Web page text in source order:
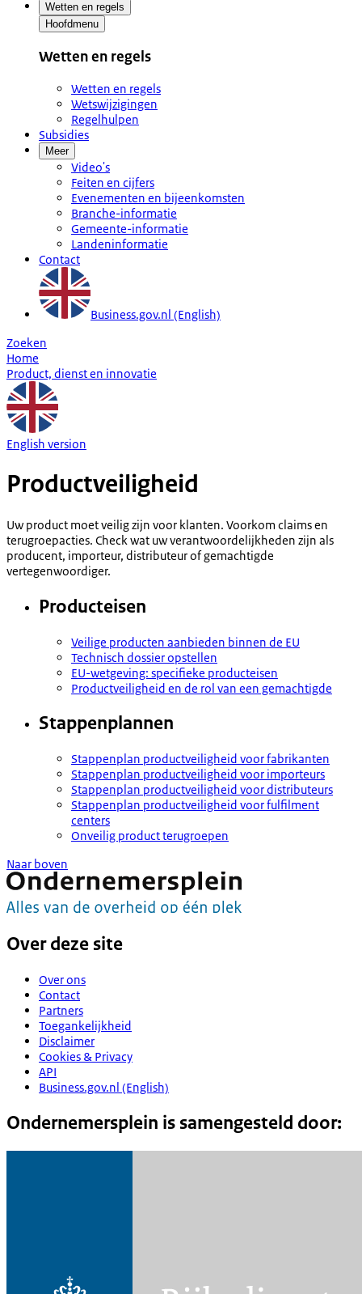
Wetten en regels
Hoofdmenu
Wetten en regels
Wetten en regels
Wetswijzigingen
Regelhulpen
Subsidies
Meer
Video's
Feiten en cijfers
Evenementen en bijeenkomsten
Branche-informatie
Gemeente-informatie
Landeninformatie
Contact
Business.gov.nl (English)
Zoeken
Home
Product, dienst en innovatie
English version
Productveiligheid
Uw product moet veilig zijn voor klanten. Voorkom claims en
terugroepacties. Check wat uw verantwoordelijkheden zijn als
producent, importeur, distributeur of gemachtigde
vertegenwoordiger.
Producteisen
Veilige producten aanbieden binnen de EU
Technisch dossier opstellen
EU-wetgeving: specifieke producteisen
Productveiligheid en de rol van een gemachtigde
Stappenplannen
Stappenplan productveiligheid voor fabrikanten
Stappenplan productveiligheid voor importeurs
Stappenplan productveiligheid voor distributeurs
Stappenplan productveiligheid voor fulfilment
centers
Onveilig product terugroepen
Naar boven
Over deze site
Over ons
Contact
Partners
Toegankelijkheid
Disclaimer
Cookies & Privacy
API
Business.gov.nl (English)
Ondernemersplein is samengesteld door: